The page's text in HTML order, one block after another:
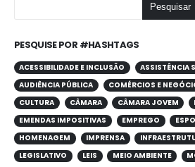
Pesquisar
PESQUISE POR #HASHTAGS
ACESSIBILIDADE E INCLUSÃO
ASSISTÊNCIA
AUDIÊNCIA PÚBLICA
COMÉRCIOS E
CULTURA
CÂMARA CÂMARA JOVEM
EMENDAS IMPOSITIVAS
EMPREGO
HOMENAGEM
IMPRENSA
LEGISLATIVO
LEIS MEIO AMBIENTE